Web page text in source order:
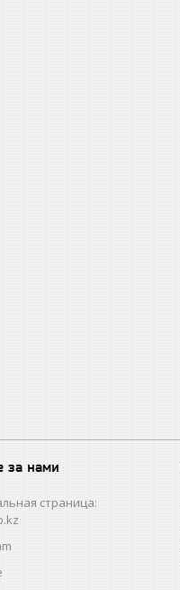
за нами
страница: